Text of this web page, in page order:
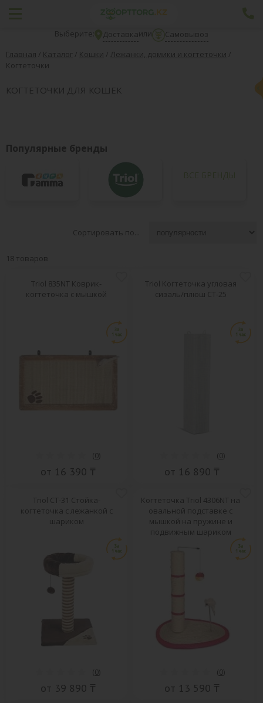
Выберите: Доставкаили
Самовывоз
Главная / Каталог / Кошки / Лежанки, домики и когтеточки /
Когтеточки
КОГТЕТОЧКИ ДЛЯ КОШЕК
Популярные бренды
ВСЕ БРЕНДЫ
Сортировать по...
18 товаров
Triol 835NT Коврик-
когтеточка с мышкой
(0)
от 16 390 ₸
Triol Когтеточка угловая
сизаль/плюш CT-25
(0)
от 16 890 ₸
Triol CT-31 Стойка-
когтеточка с лежанкой с
шариком
(0)
от 39 890 ₸
Когтеточка Triol 4306NT на
овальной подставке с
мышкой на пружине и
подвижным шариком
(0)
от 13 590 ₸